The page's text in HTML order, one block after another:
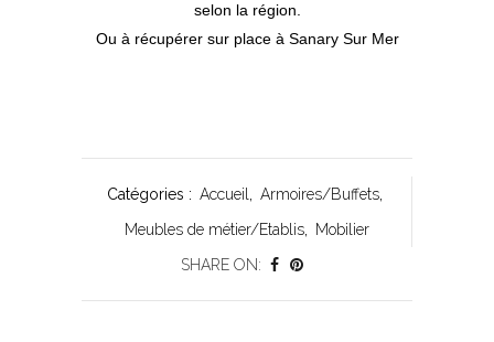
selon la région.
Ou à récupérer sur place à Sanary Sur Mer
Catégories : Accueil, Armoires/Buffets,
Meubles de métier/Etablis, Mobilier
SHARE ON: